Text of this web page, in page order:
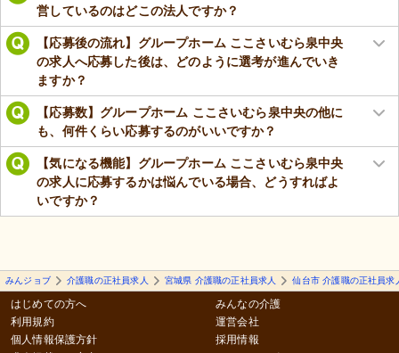
営しているのはどこの法人ですか？
【応募後の流れ】グループホーム ここさいむら泉中央
の求人へ応募した後は、どのように選考が進んでいき
ますか？
【応募数】グループホーム ここさいむら泉中央の他に
も、何件くらい応募するのがいいですか？
【気になる機能】グループホーム ここさいむら泉中央
の求人に応募するかは悩んでいる場合、どうすればよ
いですか？
みんジョブ 介護職の正社員求人 宮城県 介護職の正社員求人 仙台市 介護職の正社員求
はじめての方へ
利用規約
個人情報保護方針
みんなの介護
運営会社
採用情報